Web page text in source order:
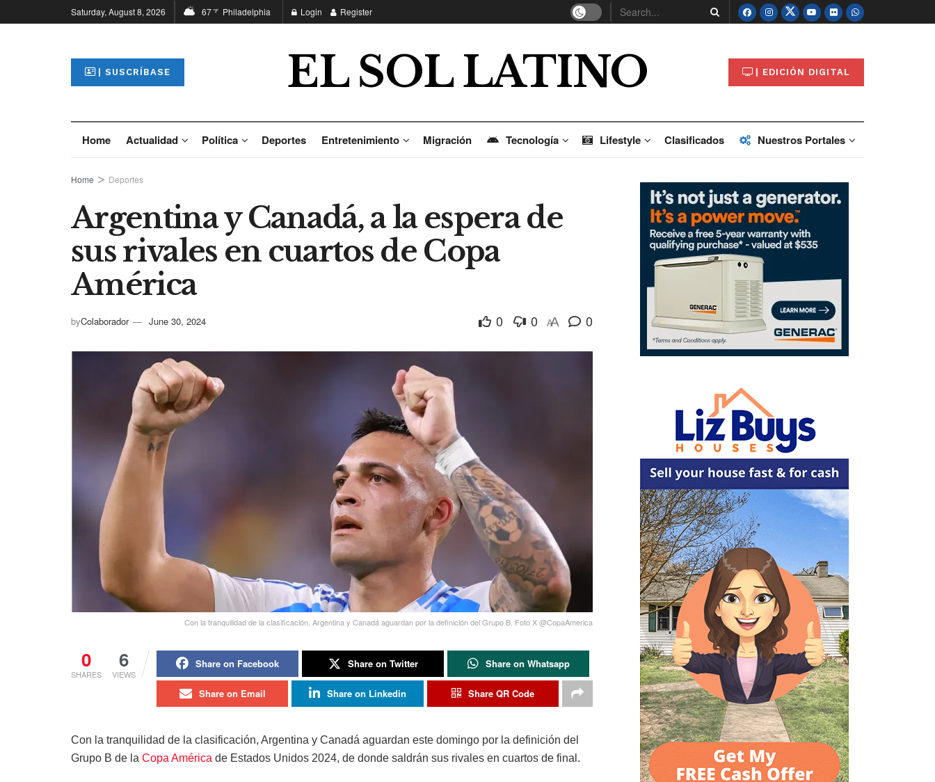
Saturday, August 8, 2026 67°F Philadelphia Login Register
| SUSCRÍBASE EL SOL LATINO | EDICIÓN DIGITAL
Home Actualidad Política Deportes Entretenimiento Migración Tecnología Lifestyle Clasificados Nuestros Portales
Home Deportes
Argentina y Canadá, a la espera de
sus rivales en cuartos de Copa
América
byColaborador June 30, 2024 0 0 AA 0
Con la tranquilidad de la clasificación, Argentina y Canadá aguardan por la definición del Grupo B. Foto X @CopaAmerica
0
SHARES
6
VIEWS
Share on Facebook Share on Twitter Share on Whatsapp
Share on Email Share on Linkedin Share QR Code
Con la tranquilidad de la clasificación, Argentina y Canadá aguardan este domingo por la definición del
Grupo B de la Copa América de Estados Unidos 2024, de donde saldrán sus rivales en cuartos de final.